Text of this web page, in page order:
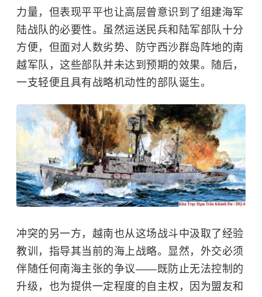
力量，但表现平平也让高层曾意识到了组建海军
陆战队的必要性。虽然运送民兵和陆军部队十分
方便，但面对人数劣势、防守西沙群岛阵地的南
越军队，这些部队并未达到预期的效果。随后，
一支轻便且具有战略机动性的部队诞生。
冲突的另一方，越南也从这场战斗中汲取了经验
教训，指导其当前的海上战略。显然，外交必须
伴随任何南海主张的争议——既防止无法控制的
升级，也为提供一定程度的自主权，因为盟友和